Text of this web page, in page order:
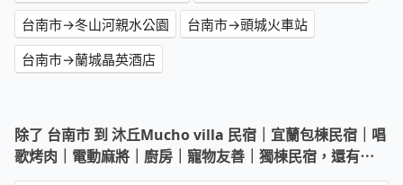
台南市→冬山河親水公園
台南市→頭城火車站
台南市→蘭城晶英酒店
除了 台南市 到 沐丘Mucho villa 民宿｜宜蘭包棟民宿｜唱
歌烤肉｜電動麻將｜廚房｜寵物友善｜獨棟民宿，還有⋯